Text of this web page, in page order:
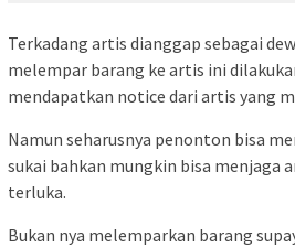
Terkadang artis dianggap sebagai
melempar barang ke artis ini
mendapatkan notice dari artis yang
Namun seharusnya penonton bisa
sukai bahkan mungkin bisa menjaga
terluka.
Bukan nya melemparkan barang